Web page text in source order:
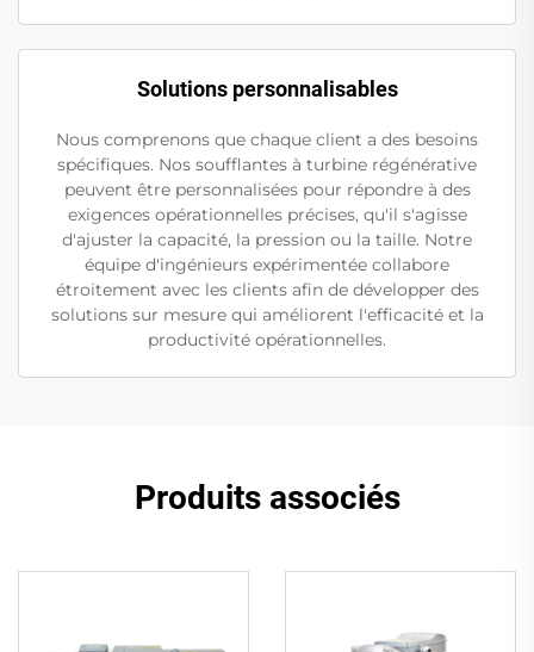
Solutions personnalisables
Nous comprenons que chaque client a des besoins
spécifiques. Nos soufflantes à turbine régénérative
peuvent être personnalisées pour répondre à des
exigences opérationnelles précises, qu'il s'agisse
d'ajuster la capacité, la pression ou la taille. Notre
équipe d'ingénieurs expérimentée collabore
étroitement avec les clients afin de développer des
solutions sur mesure qui améliorent l'efficacité et la
productivité opérationnelles.
Produits associés